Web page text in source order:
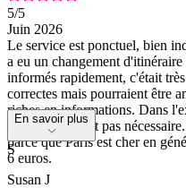
5/5
Juin 2026
Le service est ponctuel, bien
a eu un changement
informés rapidement, c'était
correctes mais pourraient être
riches en informations. Dans
mot, ce qui n'est pas
parce que Paris est cher en
6 euros.
En savoir plus
S
Susan J